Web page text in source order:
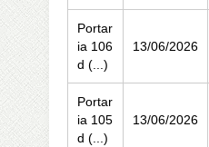
Portar
ia 106
d (...)
13/06/2026
Portar
ia 105
d (...)
13/06/2026